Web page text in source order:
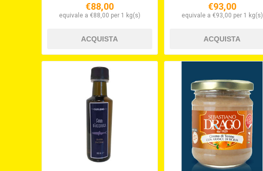
€88,00
equivale a €88,00 per 1 kg(s)
€93,00
equivale a €93,00 per 1 kg(s)